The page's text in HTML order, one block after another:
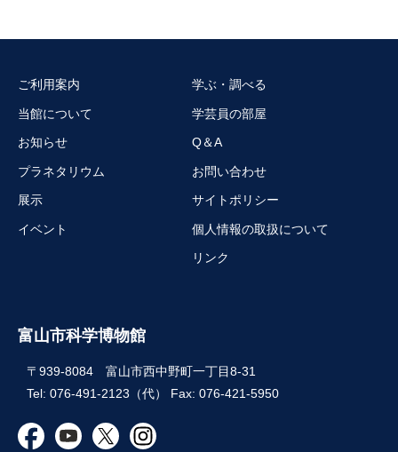
富山市科学博物館
〒939-8084 富山市西中野町一丁目8-31
Tel: 076-491-2123（代） Fax: 076-421-5950
ご利用案内
当館について
お知らせ
プラネタリウム
展示
イベント
学ぶ・調べる
学芸員の部屋
Q＆A
お問い合わせ
サイトポリシー
個人情報の取扱について
リンク